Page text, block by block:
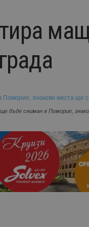
бъде сниман в Поморие,